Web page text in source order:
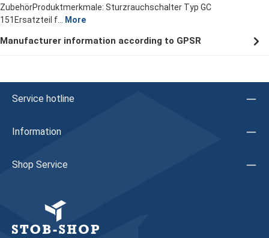
ZubehörProduktmerkmale: Sturzrauchschalter Typ GC
151Ersatzteil f…
More
Manufacturer information according to GPSR
Service hotline
Information
Shop Service